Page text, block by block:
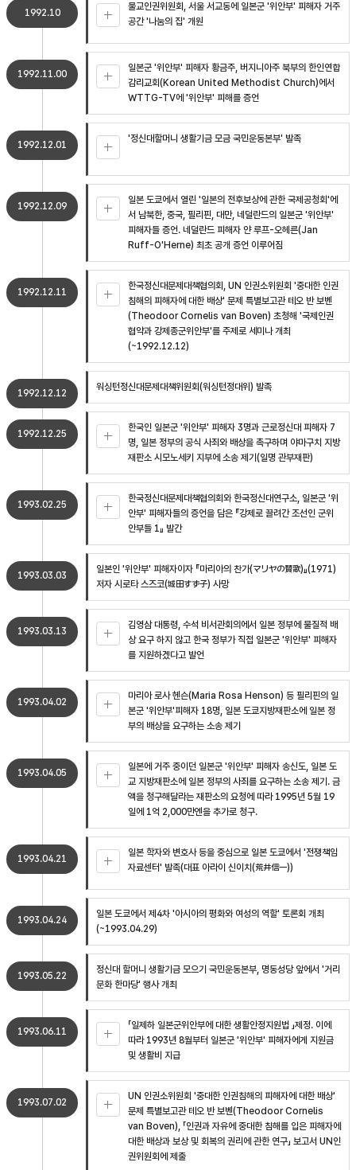
1992.10
불교인권위원회, 서울 서교동에 일본군 '위안부' 피해자 거주
공간 '나눔의 집' 개원
1992.11.00
일본군 '위안부' 피해자 황금주, 버지니아주 북부의 한인연합
감리교회(Korean United Methodist Church)에서
WTTG-TV에 '위안부' 피해를 증언
1992.12.01
'정신대할머니 생활기금 모금 국민운동본부' 발족
1992.12.09
일본 도쿄에서 열린 '일본의 전후보상에 관한 국제공청회'에
서 남북한, 중국, 필리핀, 대만, 네덜란드의 일본군 '위안부'
피해자들 증언. 네덜란드 피해자 얀 루프-오헤른(Jan
Ruff-O'Herne) 최초 공개 증언 이루어짐
1992.12.11
한국정신대문제대책협의회, UN 인권소위원회 '중대한 인권
침해의 피해자에 대한 배상' 문제 특별보고관 테오 반 보벤
(Theodoor Cornelis van Boven) 초청해 '국제인권
협약과 강제종군위안부'를 주제로 세미나 개최
(~1992.12.12)
1992.12.12
워싱턴정신대문제대책위원회(워싱턴정대위) 발족
1992.12.25
한국인 일본군 '위안부' 피해자 3명과 근로정신대 피해자 7
명, 일본 정부의 공식 사죄와 배상을 촉구하며 야마구치 지방
재판소 시모노세키 지부에 소송 제기(일명 관부재판)
1993.02.25
한국정신대문제대책협의회와 한국정신대연구소, 일본군 '위
안부' 피해자들의 증언을 담은 『강제로 끌려간 조선인 군위
안부들 1』 발간
1993.03.03
일본인 '위안부' 피해자이자 『마리아의 찬가(マリヤの賛歌)』(1971)
저자 시로타 스즈코(城田すず子) 사망
1993.03.13
김영삼 대통령, 수석 비서관회의에서 일본 정부에 물질적 배
상 요구 하지 않고 한국 정부가 직접 일본군 '위안부' 피해자
를 지원하겠다고 발언
1993.04.02
마리아 로사 헨슨(Maria Rosa Henson) 등 필리핀의 일
본군 '위안부'피해자 18명, 일본 도쿄지방재판소에 일본 정
부의 배상을 요구하는 소송 제기
1993.04.05
일본에 거주 중이던 일본군 '위안부' 피해자 송신도, 일본 도
교 지방재판소에 일본 정부의 사죄를 요구하는 소송 제기. 금
액을 청구해달라는 재판소의 요청에 따라 1995년 5월 19
일에 1억 2,000만엔을 추가로 청구.
1993.04.21
일본 학자와 변호사 등을 중심으로 일본 도쿄에서 '전쟁책임
자료센터' 발족(대표 아라이 신이치(荒井信一))
1993.04.24
일본 도쿄에서 제4차 '아시아의 평화와 여성의 역할' 토론회 개최
(~1993.04.29)
1993.05.22
정신대 할머니 생활기금 모으기 국민운동본부, 명동성당 앞에서 '거리
문화 한마당' 행사 개최
1993.06.11
「일제하 일본군위안부에 대한 생활안정지원법 」제정. 이에
따라 1993년 8월부터 일본군 '위안부' 피해자에게 지원금
및 생활비 지급
1993.07.02
UN 인권소위원회 '중대한 인권침해의 피해자에 대한 배상'
문제 특별보고관 테오 반 보벤(Theodoor Cornelis
van Boven), 「인권과 자유에 중대한 침해를 입은 피해자에
대한 배상과 보상 및 회복의 권리에 관한 연구」 보고서 UN인
권위원회에 제출